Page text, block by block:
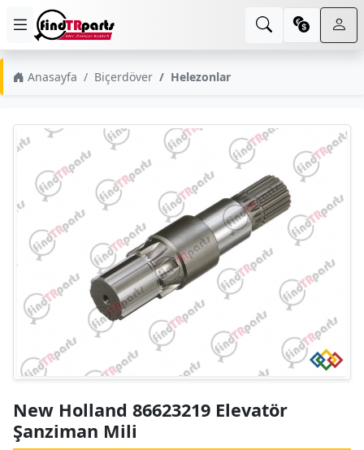
Anasayfa Biçerdöver Helezonlar
New Holland 86623219 Elevatör
Şanziman Mili